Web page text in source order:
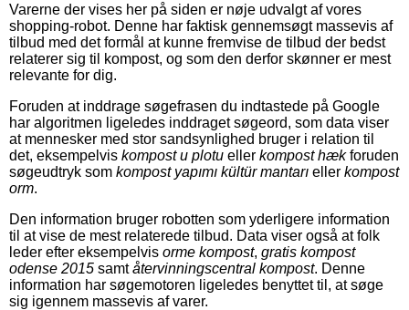
Varerne der vises her på siden er nøje udvalgt af vores
shopping-robot. Denne har faktisk gennemsøgt massevis af
tilbud med det formål at kunne fremvise de tilbud der bedst
relaterer sig til kompost, og som den derfor skønner er mest
relevante for dig.
Foruden at inddrage søgefrasen du indtastede på Google
har algoritmen ligeledes inddraget søgeord, som data viser
at mennesker med stor sandsynlighed bruger i relation til
det, eksempelvis kompost u plotu eller kompost hækforuden
søgeudtryk som kompost yapımı kültür mantarı eller kompost
orm.
Den information bruger robotten som yderligere information
til at vise de mest relaterede tilbud. Data viser også at folk
leder efter eksempelvis orme kompost, gratis kompost
odense 2015 samtåtervinningscentral kompost. Denne
information har søgemotoren ligeledes benyttet til, at søge
sig igennem massevis af varer.